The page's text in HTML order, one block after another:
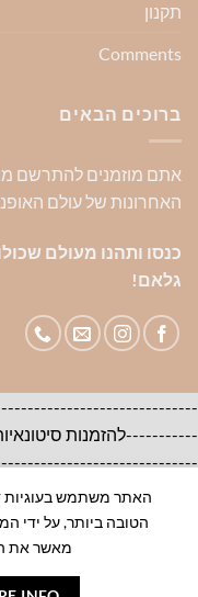
תקנון
Comments
ברוכים הבאים
אתם מוזמנים להתרשם
האחרונות של עולם
כנסו ותהנו מעולם
גלאם!
אודות
100% ORIGINAL BRANDS-House of Brands
האתר משתמש בעוגיות
הטובה ביותר, על ידי
מאשר את